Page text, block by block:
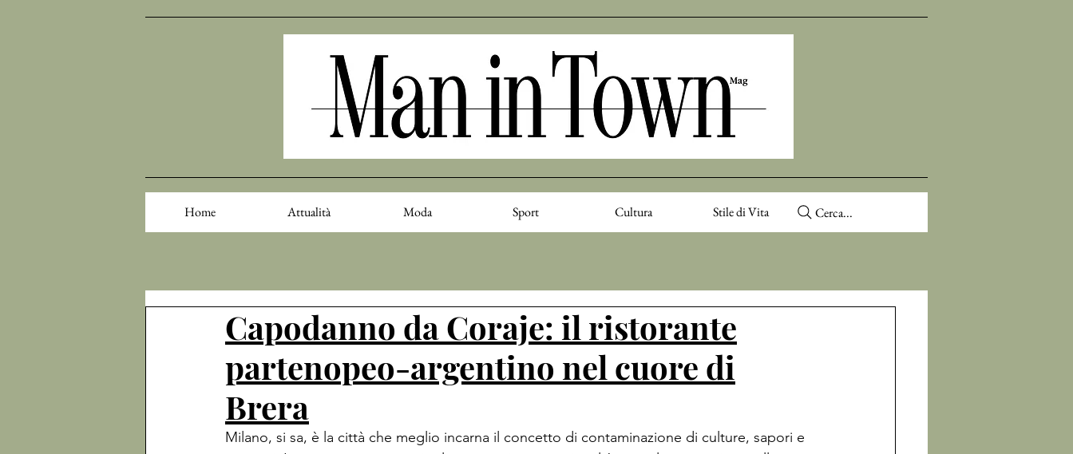
Home Attualità Moda Sport Cultura Stile di Vita Cerca...
Capodanno da Coraje: il ristorante
partenopeo-argentino nel cuore di
Brera
Milano, si sa, è la città che meglio incarna il concetto di contaminazione di culture, sapori e